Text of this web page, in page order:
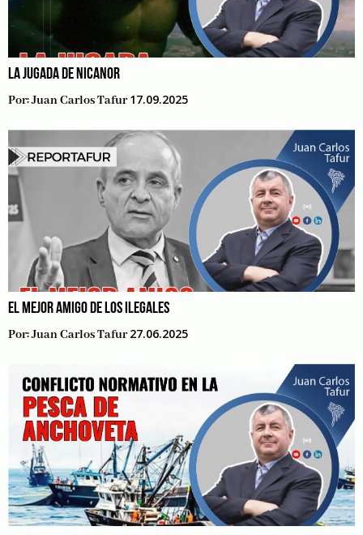
LA JUGADA DE NICANOR
Por:Juan Carlos Tafur 17.09.2025
EL MEJOR AMIGO DE LOS ILEGALES
Por:Juan Carlos Tafur 27.06.2025